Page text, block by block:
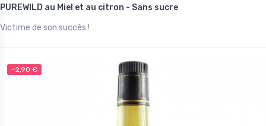
PUREWILD au Miel et au citron - Sans sucre
Victime de son succès !
-2,90 €